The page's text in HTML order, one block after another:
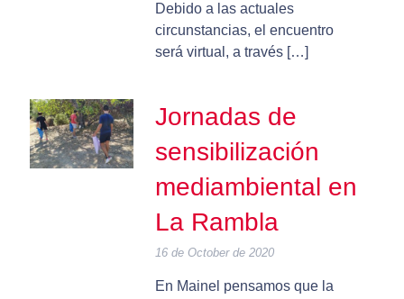
Debido a las actuales
circunstancias, el encuentro
será virtual, a través […]
Jornadas de
sensibilización
mediambiental en
La Rambla
16 de October de 2020
En Mainel pensamos que la